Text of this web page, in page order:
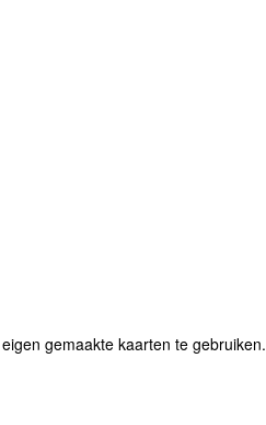
gemaakte kaarten te gebruiken.